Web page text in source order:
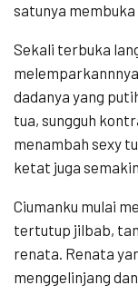
satunya
Sekali terbuka
dadanya yang
tua, sungguh
menambah sexy
ketat juga
Ciumanku mulai
tertutup jilbab,
renata. Renata
menggelinjang